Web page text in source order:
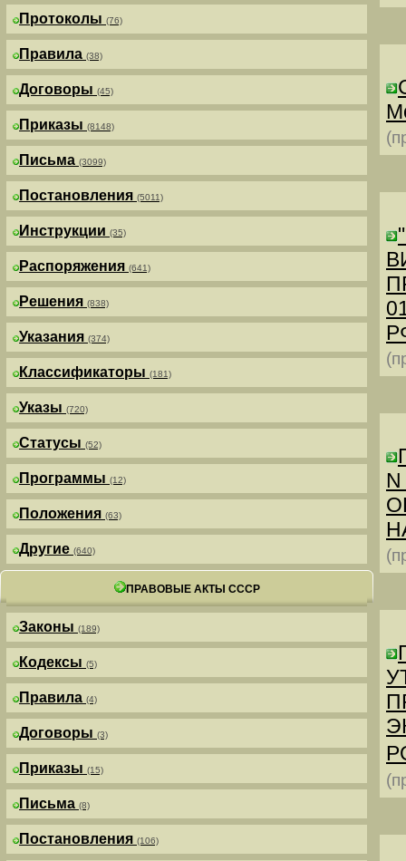
Протоколы (76)
Правила (38)
Договоры (45)
Приказы (8148)
Письма (3099)
Постановления (5011)
Инструкции (35)
Распоряжения (641)
Решения (838)
Указания (374)
Классификаторы (181)
Указы (720)
Статусы (52)
Программы (12)
Положения (63)
Другие (640)
ПРАВОВЫЕ АКТЫ СССР
Законы (189)
Кодексы (5)
Правила (4)
Договоры (3)
Приказы (15)
Письма (8)
Постановления (106)